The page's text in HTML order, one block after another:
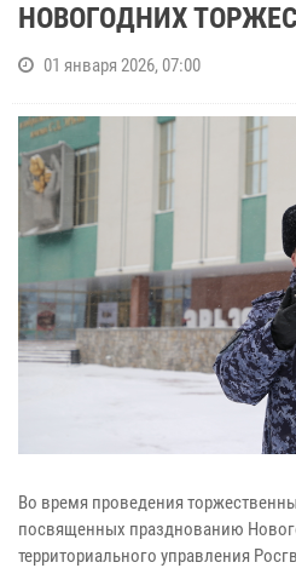
НОВОГОДНИХ
01 января 2026, 07:00
Во время проведения
посвященных празднованию
территориального управления